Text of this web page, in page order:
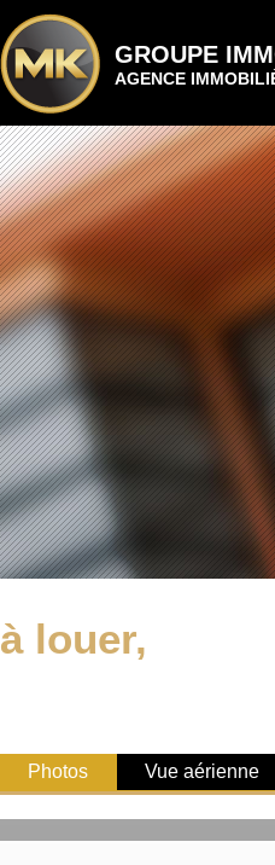
GROUPE
AGENCE
à louer,
Photos Vue aérienne